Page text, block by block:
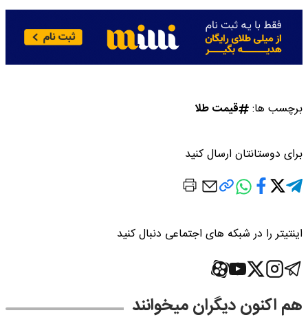
برچسب ها: قیمت طلا
برای دوستانتان ارسال کنید
اینتیتر را در شبکه های اجتماعی دنبال کنید
هم اکنون دیگران میخوانند